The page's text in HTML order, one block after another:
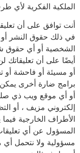
الملكية الفكرية لأي
أنت توافق على أن
في ذلك حقوق النشر أو
الشخصية أو أي حقوق
أيضًا على أن تعليقاتك
أو مسيئة أو فاحشة أو
برامج ضارة أخرى
أو أي موقع ويب ذي
إلكتروني مزيف ، أو
الأطراف الخارجية
المسؤول عن أي
مسؤولية ولا نتحمل